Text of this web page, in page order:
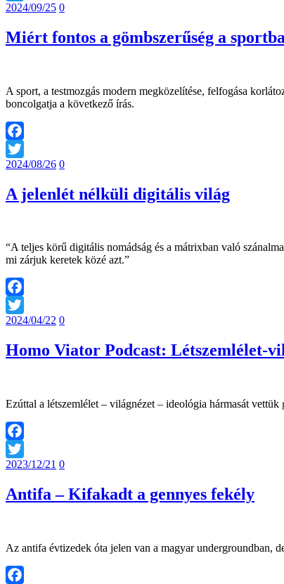
Twitter
2024/09/25 0
Miért fontos a gömbszerűség a
A sport, a testmozgás modern megközelítése, felfogása
boncolgatja a következő írás.
Facebook
Twitter
2024/08/26 0
A jelenlét nélküli digitális világ
“A teljes körű digitális nomádság és a mátrixban való
mi zárjuk keretek közé azt.”
Facebook
Twitter
2024/04/22 0
Homo Viator Podcast: Létszemlélet-
Ezúttal a létszemlélet – világnézet – ideológia hármasát
Facebook
Twitter
2023/12/21 0
Antifa – Kifakadt a gennyes fekély
Az antifa évtizedek óta jelen van a magyar undergroundban,